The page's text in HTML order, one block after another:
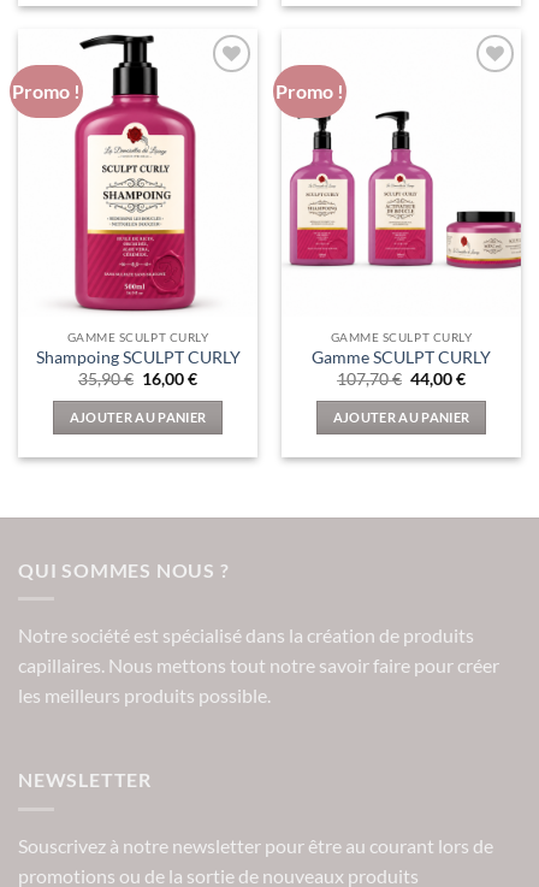
Promo !
GAMME SCULPT CURLY
Shampoing SCULPT CURLY
35,90€ Le
prix
initial
était :
35,90 €.
16,00€Le
actuel
est :
16,00 €.
AJOUTER AU PANIER
Promo !
GAMME SCULPT CURLY
Gamme SCULPT CURLY
107,70€ Le
prix
initial
était :
107,70 €.
44,00€Le
actuel
est :
44,00 €.
AJOUTER AU PANIER
QUI SOMMES NOUS ?
Notre société est spécialisé dans la création de produits
capillaires. Nous mettons tout notre savoir faire pour créer
les meilleurs produits possible.
NEWSLETTER
Souscrivez à notre newsletter pour être au courant lors de
promotions ou de la sortie de nouveaux produits